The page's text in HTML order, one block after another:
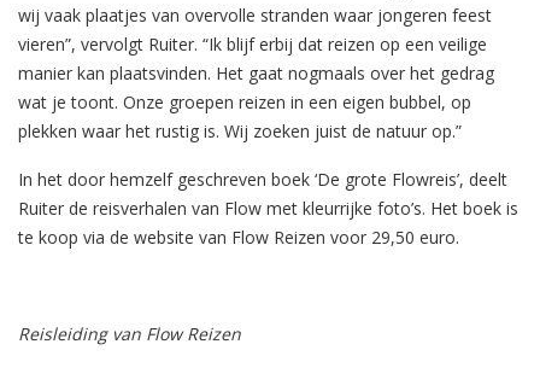
wij vaak plaatjes van overvolle stranden waar jongeren feest
vieren”, vervolgt Ruiter. “Ik blijf erbij dat reizen op een veilige
manier kan plaatsvinden. Het gaat nogmaals over het gedrag
wat je toont. Onze groepen reizen in een eigen bubbel, op
plekken waar het rustig is. Wij zoeken juist de natuur op.”
In het door hemzelf geschreven boek ‘De grote Flowreis’, deelt
Ruiter de reisverhalen van Flow met kleurrijke foto’s. Het boek is
te koop via de website van Flow Reizen voor 29,50 euro.
Reisleiding van Flow Reizen